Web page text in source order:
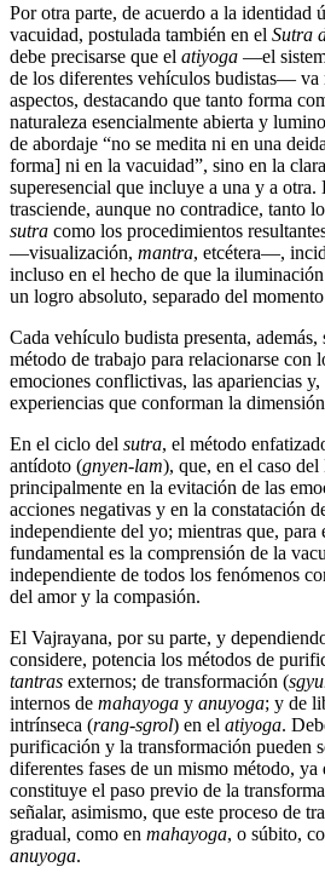
Por otra parte, de acuerdo a la identidad
vacuidad, postulada también en el Sutra
debe precisarse que el atiyoga ―el
de los diferentes vehículos budistas― va
aspectos, destacando que tanto forma
naturaleza esencialmente abierta y
de abordaje “no se medita ni en una
forma] ni en la vacuidad”, sino en la
superesencial que incluye a una y a otra.
trasciende, aunque no contradice, tanto
sutra como los procedimientos
―visualización, mantra, etcétera―,
incluso en el hecho de que la
un logro absoluto, separado del
Cada vehículo budista presenta,
método de trabajo para relacionarse con
emociones conflictivas, las apariencias y,
experiencias que conforman la
En el ciclo del sutra, el método
antídoto (gnyen-lam), que, en el caso
principalmente en la evitación de las
acciones negativas y en la constatación
independiente del yo; mientras que,
fundamental es la comprensión de la
independiente de todos los fenómenos
del amor y la compasión.
El Vajrayana, por su parte, y
considere, potencia los métodos de
tantras externos; de transformación (
internos de mahayoga y anuyoga; y de
intrínseca (rang-sgrol) en el atiyoga.
purificación y la transformación pueden
diferentes fases de un mismo método,
constituye el paso previo de la
señalar, asimismo, que este proceso de
gradual, como en mahayoga, o súbito,
anuyoga.